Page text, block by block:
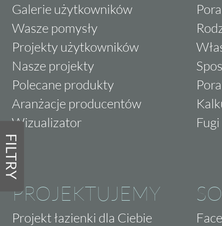
FILTRY
Galerie użytkowników
Wasze pomysły
Projekty użytkowników
Nasze projekty
Polecane produkty
Aranżacje producentów
Wizualizator
PROJEKTUJEMY
Projekt łazienki dla Ciebie